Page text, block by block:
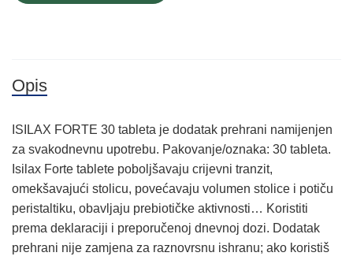
Opis
ISILAX FORTE 30 tableta je dodatak prehrani namijenjen
za svakodnevnu upotrebu. Pakovanje/oznaka: 30 tableta.
Isilax Forte tablete poboljšavaju crijevni tranzit,
omekšavajući stolicu, povećavaju volumen stolice i potiču
peristaltiku, obavljaju prebiotičke aktivnosti… Koristiti
prema deklaraciji i preporučenoj dnevnoj dozi. Dodatak
prehrani nije zamjena za raznovrsnu ishranu; ako koristiš